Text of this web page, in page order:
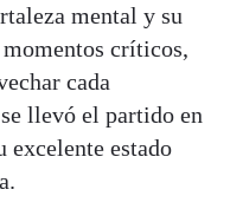
mental y su
críticos,
cada
llevó el partido en
excelente estado